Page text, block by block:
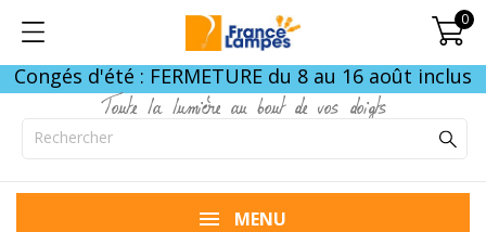
0
Congés d'été : FERMETURE du 8 au 16 août inclus
Toute la lumière au bout de vos doigts
MENU